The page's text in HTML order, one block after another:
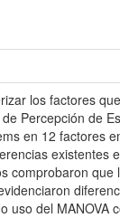
los factores
Percepción de
en 12 factores
comprobaron
uso del